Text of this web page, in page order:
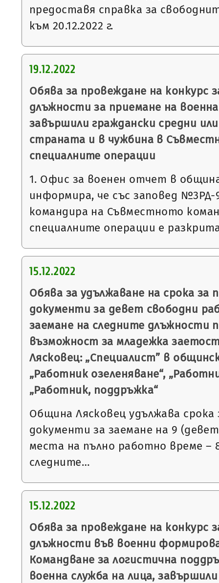
предоставя справка за
към 20.12.2022 г.
19.12.2022
Обява за провеждане на конкурс
длъжности за приемане на
завършили граждански средни
страната и в чужбина в
специалните операции
1. Офис за военен отчет в
информира, че със заповед №3РД-
командира на Съвместното
специалните операции е
15.12.2022
Обява за удължаване на срока за
документи за девет свободни
заемане на следните длъжности
възможност за младежка
Лясковец: „Специалист” в
„Работник озеленяване“,
„Работник, поддръжка“
Община Лясковец удължава срока
документи за заемане на 9
места на пълно работно време –
следните…
15.12.2022
Обява за провеждане на конкурс
длъжности във военни
Командване за логистична
военна служба на лица,